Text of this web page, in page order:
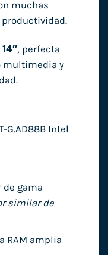
muchas
14″, perfecta
multimedia y
G.AD88B Intel
de gama
similar de
RAM amplia